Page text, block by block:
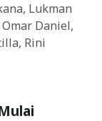
Lukman
Daniel,
Rini